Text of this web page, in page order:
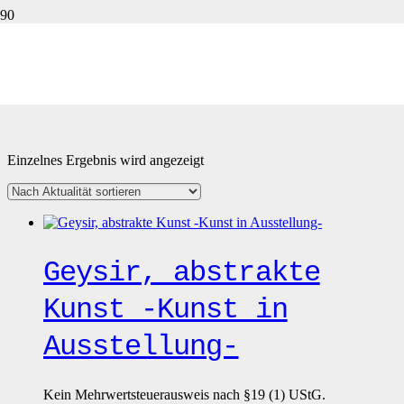
Produkt Farbe
Produkt Technik
Einzelnes Ergebnis wird angezeigt
Geysir, abstrakte
Kunst -Kunst in
Ausstellung-
Kein Mehrwertsteuerausweis nach §19 (1) UStG.